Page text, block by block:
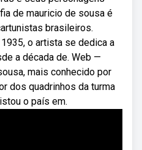
de mauricio de sousa é
brasileiros.
o artista se dedica a
a década de. Web —
mais conhecido por
dos quadrinhos da turma
o país em.